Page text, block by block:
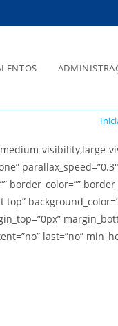
visibility,large-
parallax_speed=”0.3″
border_color=””
last=”no”